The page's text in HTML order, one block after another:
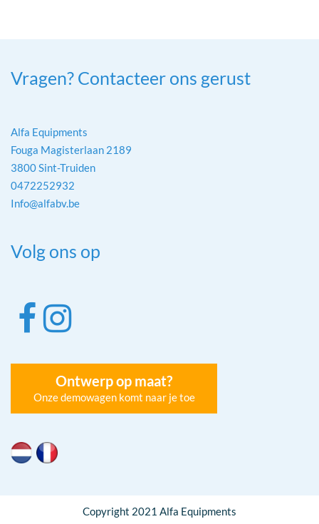
Vragen? Contacteer ons gerust
Alfa Equipments
Fouga Magisterlaan 2189
3800 Sint-Truiden
0472252932
Info@alfabv.be
Volg ons op
Ontwerp op maat?
Onze demowagen komt naar je toe
Copyright 2021 Alfa Equipments